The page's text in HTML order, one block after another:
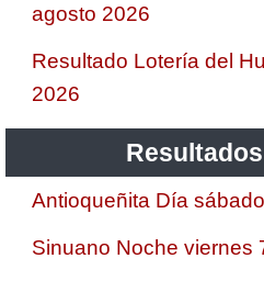
agosto 2026
Resultado Lotería del
2026
Antioqueñita Día
Sinuano Noche viernes